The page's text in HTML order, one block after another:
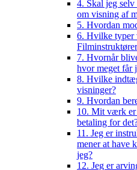
4. Skal jeg
om visning af
5. Hvordan
6. Hvilke typer
7. Hvornår
hvor meget får
8. Hvilke
visninger?
9. Hvordan
10. Mit værk er
betaling for
11. Jeg er
mener at have
jeg?
12. Jeg er